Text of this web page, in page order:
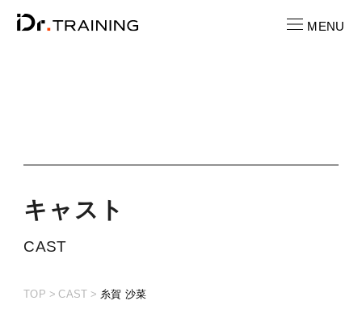
キ ャ ス ト
CAST
TOP CAST 糸賀 沙菜
MENU